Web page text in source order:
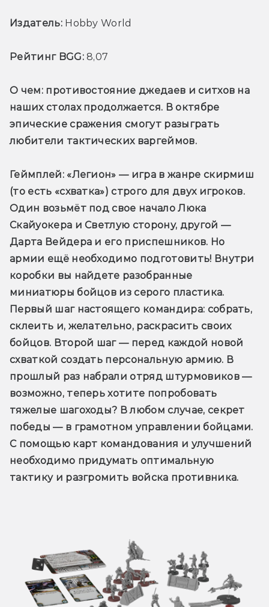
Издатель: Hobby World
Рейтинг BGG: 8,07
О чем: противостояние джедаев и ситхов на
наших столах продолжается. В октябре
эпические сражения смогут разыграть
любители тактических варгеймов.
Геймплей: «Легион» — игра в жанре скирмиш
(то есть «схватка») строго для двух игроков.
Один возьмёт под свое начало Люка
Скайуокера и Светлую сторону, другой —
Дарта Вейдера и его приспешников. Но
армии ещё необходимо подготовить! Внутри
коробки вы найдете разобранные
миниатюры бойцов из серого пластика.
Первый шаг настоящего командира: собрать,
склеить и, желательно, раскрасить своих
бойцов. Второй шаг — перед каждой новой
схваткой создать персональную армию. В
прошлый раз набрали отряд штурмовиков —
возможно, теперь хотите попробовать
тяжелые шагоходы? В любом случае, секрет
победы — в грамотном управлении бойцами.
С помощью карт командования и улучшений
необходимо придумать оптимальную
тактику и разгромить войска противника.